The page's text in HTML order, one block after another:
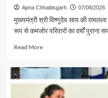
Apna Chhattisgarh 07/08/2026
मुख्यमंत्री श्री विष्णुदेव साय की
रूप से कमजोर परिवारों का वर्षों पुराना
Read MoreRead
पर्यटन
एवं
संस्कृति